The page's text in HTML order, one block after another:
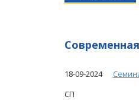
18-09-2024
СП